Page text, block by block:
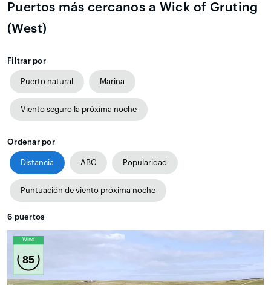
Puertos más cercanos a Wick of Gruting
(West)
Filtrar por
Puerto natural Marina
Viento seguro la próxima noche
Ordenar por
Distancia ABC Popularidad
Puntuación de viento próxima noche
6 puertos
Wind
85